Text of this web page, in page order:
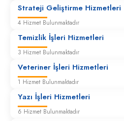
Strateji Geliştirme Hizmetleri
4 Hizmet Bulunmaktadır
Temizlik İşleri Hizmetleri
3 Hizmet Bulunmaktadır
Veteriner İşleri Hizmetleri
1 Hizmet Bulunmaktadır
Yazı İşleri Hizmetleri
6 Hizmet Bulunmaktadır